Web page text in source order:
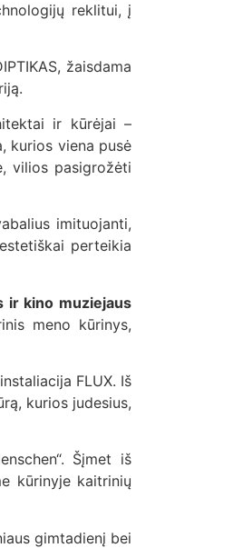
reklitui, į
žaisdama
ir kūrėjai –
kurios viena pusė
vilios pasigrožėti
imituojanti,
perteikia
ir kino muziejaus
meno kūrinys,
FLUX. Iš
kurios judesius,
Šįmet iš
kūrinyje kaitrinių
gimtadienį bei